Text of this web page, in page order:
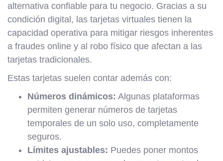
alternativa confiable para tu negocio. Gracias a su
condición digital, las tarjetas virtuales tienen la
capacidad operativa para mitigar riesgos inherentes
a fraudes online y al robo físico que afectan a las
tarjetas tradicionales.
Estas tarjetas suelen contar además con:
Números dinámicos: Algunas plataformas
permiten generar números de tarjetas
temporales de un solo uso, completamente
seguros.
Límites ajustables: Puedes poner montos